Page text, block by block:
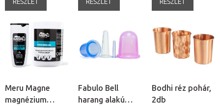
Meru Magne
magnézium
Fabulo Bell
harang alakú
Bodhi réz pohár,
2db